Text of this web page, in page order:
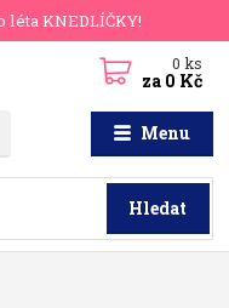
KNEDLÍČKY!
Menu
Hledat
0ks
za 0 Kč